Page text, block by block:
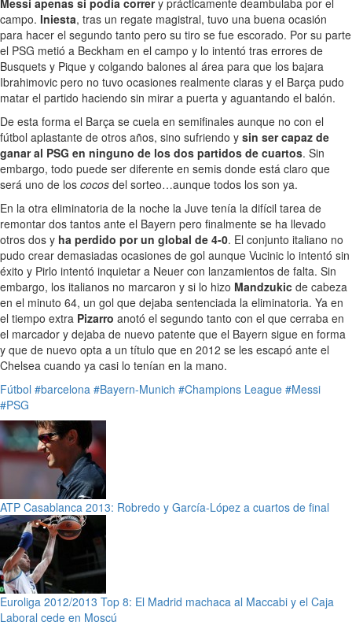
campo. Iniesta, tras un regate magistral, tuvo una buena ocasión
para hacer el segundo tanto pero su tiro se fue escorado. Por su parte
el PSG metió a Beckham en el campo y lo intentó tras errores de
Busquets y Pique y colgando balones al área para que los bajara
Ibrahimovic pero no tuvo ocasiones realmente claras y el Barça pudo
matar el partido haciendo sin mirar a puerta y aguantando el balón.
De esta forma el Barça se cuela en semifinales aunque no con el
fútbol aplastante de otros años, sino sufriendo y sin ser capaz de
ganar al PSG en ninguno de los dos partidos de cuartos. Sin
embargo, todo puede ser diferente en semis donde está claro que
será uno de los cocos del sorteo…aunque todos los son ya.
En la otra eliminatoria de la noche la Juve tenía la difícil tarea de
remontar dos tantos ante el Bayern pero finalmente se ha llevado
otros dos y ha perdido por un global de 4-0. El conjunto italiano no
pudo crear demasiadas ocasiones de gol aunque Vucinic lo intentó sin
éxito y Pirlo intentó inquietar a Neuer con lanzamientos de falta. Sin
embargo, los italianos no marcaron y si lo hizo Mandzukic de cabeza
en el minuto 64, un gol que dejaba sentenciada la eliminatoria. Ya en
el tiempo extra Pizarro anotó el segundo tanto con el que cerraba en
el marcador y dejaba de nuevo patente que el Bayern sigue en forma
y que de nuevo opta a un título que en 2012 se les escapó ante el
Chelsea cuando ya casi lo tenían en la mano.
Fútbol #barcelona #Bayern-Munich #Champions League #Messi
#PSG
ATP Casablanca 2013: Robredo y García-López a cuartos de final
Euroliga 2012/2013 Top 8: El Madrid machaca al Maccabi y el Caja
Laboral cede en Moscú